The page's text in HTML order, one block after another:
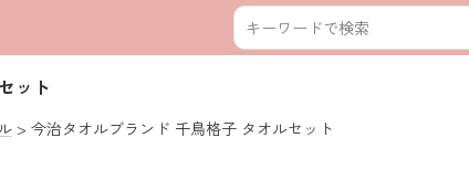
ット
今治タオルブランド 千鳥格子 タオルセット